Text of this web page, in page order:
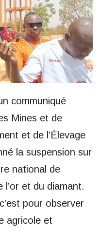
communiqué
Mines et de
et de l’Élevage
la suspension sur
national de
l’or et du diamant.
pour observer
agricole et